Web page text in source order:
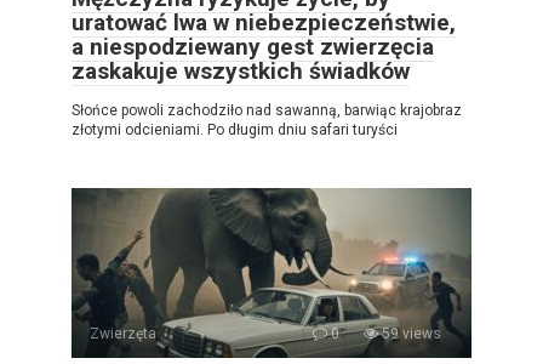
uratować lwa w niebezpieczeństwie,
a niespodziewany gest zwierzęcia
zaskakuje wszystkich świadków
Słońce powoli zachodziło nad sawanną, barwiąc krajobraz
złotymi odcieniami. Po długim dniu safari turyści
Zwierzęta 0 59 views